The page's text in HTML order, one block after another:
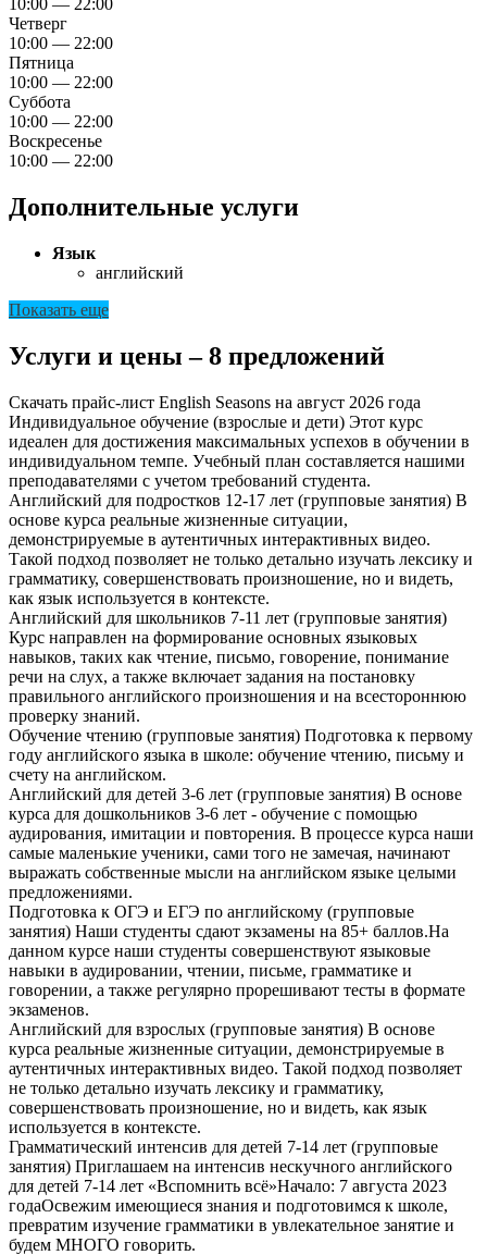
10:00 — 22:00
Четверг
10:00 — 22:00
Пятница
10:00 — 22:00
Суббота
10:00 — 22:00
Воскресенье
10:00 — 22:00
Дополнительные услуги
Язык
английский
Показать еще
Услуги и цены – 8 предложений
Скачать прайс-лист English Seasons на август 2026 года
Индивидуальное обучение (взрослые и дети) Этот курс
идеален для достижения максимальных успехов в обучении в
индивидуальном темпе. Учебный план составляется нашими
преподавателями с учетом требований студента.
Английский для подростков 12-17 лет (групповые занятия) В
основе курса реальные жизненные ситуации,
демонстрируемые в аутентичных интерактивных видео.
Такой подход позволяет не только детально изучать лексику и
грамматику, совершенствовать произношение, но и видеть,
как язык используется в контексте.
Английский для школьников 7-11 лет (групповые занятия)
Курс направлен на формирование основных языковых
навыков, таких как чтение, письмо, говорение, понимание
речи на слух, а также включает задания на постановку
правильного английского произношения и на всестороннюю
проверку знаний.
Обучение чтению (групповые занятия) Подготовка к первому
году английского языка в школе: обучение чтению, письму и
счету на английском.
Английский для детей 3-6 лет (групповые занятия) В основе
курса для дошкольников 3-6 лет - обучение с помощью
аудирования, имитации и повторения. В процессе курса наши
самые маленькие ученики, сами того не замечая, начинают
выражать собственные мысли на английском языке целыми
предложениями.
Подготовка к ОГЭ и ЕГЭ по английскому (групповые
занятия) Наши студенты сдают экзамены на 85+ баллов.На
данном курсе наши студенты совершенствуют языковые
навыки в аудировании, чтении, письме, грамматике и
говорении, а также регулярно прорешивают тесты в формате
экзаменов.
Английский для взрослых (групповые занятия) В основе
курса реальные жизненные ситуации, демонстрируемые в
аутентичных интерактивных видео. Такой подход позволяет
не только детально изучать лексику и грамматику,
совершенствовать произношение, но и видеть, как язык
используется в контексте.
Грамматический интенсив для детей 7-14 лет (групповые
занятия) Приглашаем на интенсив нескучного английского
для детей 7-14 лет «Вспомнить всё»Начало: 7 августа 2023
годаОсвежим имеющиеся знания и подготовимся к школе,
превратим изучение грамматики в увлекательное занятие и
будем МНОГО говорить.